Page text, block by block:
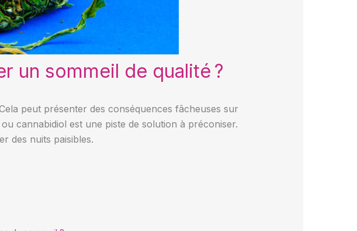
un sommeil de qualité ?
peut présenter des conséquences fâcheuses sur
cannabidiol est une piste de solution à préconiser.
des nuits paisibles.